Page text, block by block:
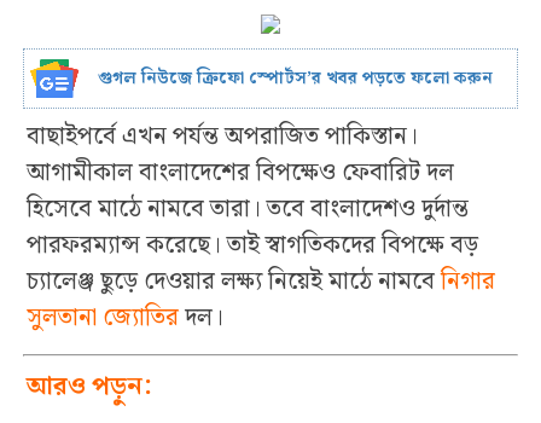
গুগল নিউজে ক্রিফো স্পোর্টস’র খবর পড়তে ফলো করুন
বাছাইপর্বে এখন পর্যন্ত অপরাজিত পাকিস্তান।
আগামীকাল বাংলাদেশের বিপক্ষেও ফেবারিট দল
হিসেবে মাঠে নামবে তারা। তবে বাংলাদেশও দুর্দান্ত
পারফরম্যান্স করেছে। তাই স্বাগতিকদের বিপক্ষে বড়
চ্যালেঞ্জ ছুড়ে দেওয়ার লক্ষ্য নিয়েই মাঠে নামবেনিগার
সুলতানা জ্যোতিরদল।
আরও পড়ুন: